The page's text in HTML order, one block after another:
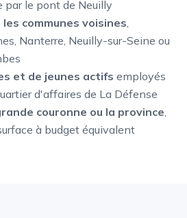
par le pont de Neuilly
communes voisines,
Nanterre, Neuilly-sur-Seine ou
et de jeunes actifs employés
d'affaires de La Défense
couronne ou la province,
à budget équivalent